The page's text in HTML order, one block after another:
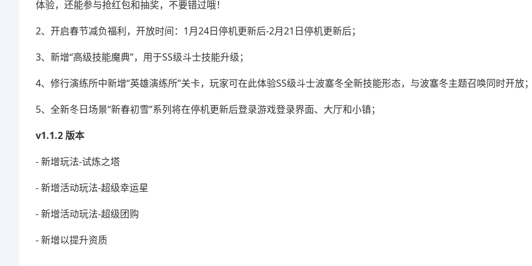
体验，还能参与抢红包和抽奖，不要错过哦！
2、开启春节减负福利，开放时间：1月24日停机更新后-2月21日停机更新后；
3、新增“高级技能魔典”，用于SS级斗士技能升级；
4、修行演练所中新增“英雄演练所”关卡，玩家可在此体验SS级斗士波塞冬全新技能形态，与波塞冬主题召唤同时开放
5、全新冬日场景“新春初雪”系列将在停机更新后登录游戏登录界面、大厅和小镇；
v1.1.2 版本
- 新增玩法-试炼之塔
- 新增活动玩法-超级幸运星
- 新增活动玩法-超级团购
- 新增以提升资质